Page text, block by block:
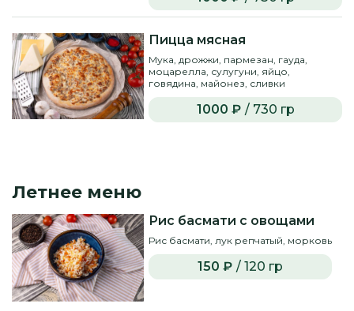
Пицца мясная
Мука, дрожжи, пармезан, гауда,
моцарелла, сулугуни, яйцо,
говядина, майонез, сливки
1000 ₽ / 730 гр
Летнее меню
Рис басмати с овощами
Рис басмати, лук репчатый, морковь
150 ₽ / 120 гр